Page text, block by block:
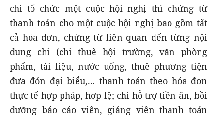
chi tổ chức một cuộc hội nghị thì chứng từ
thanh toán cho một cuộc hội nghị bao gồm tất
cả hóa đơn, chứng từ liên quan đến từng nội
dung chi (chi thuê hội trường, văn phòng
phẩm, tài liệu, nước uống, thuê phương tiện
đưa đón đại biểu,... thanh toán theo hóa đơn
thực tế hợp pháp, hợp lệ; chi hỗ trợ tiền ăn, bồi
dưỡng báo cáo viên, giảng viên thanh toán